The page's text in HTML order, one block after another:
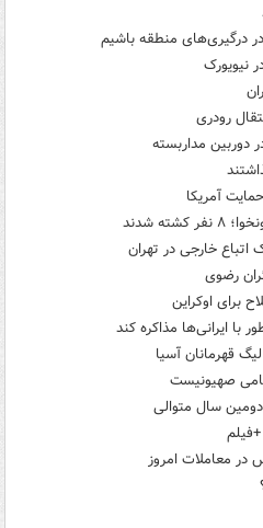
درگیری‌های منطقه باشیم
نیویورک
رودری
آمریکا
شدند
اتباع خارجی در تهران
رضوی
برای اوکراین
با ایرانی‌ها مذاکره کند
قهرمانان آسیا
صهیونیست